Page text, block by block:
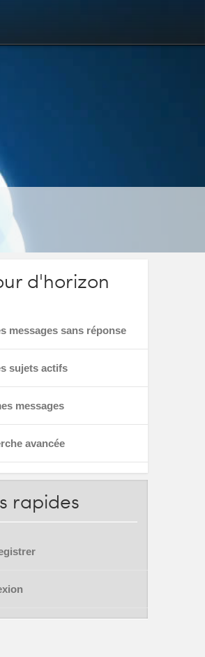
d'horizon
messages sans réponse
sujets actifs
messages
avancée
rapides